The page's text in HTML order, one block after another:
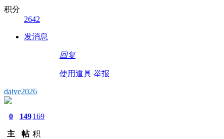
积分
2642
发消息
回复
使用道具 举报
daive2026
0
主
149
帖
169
积